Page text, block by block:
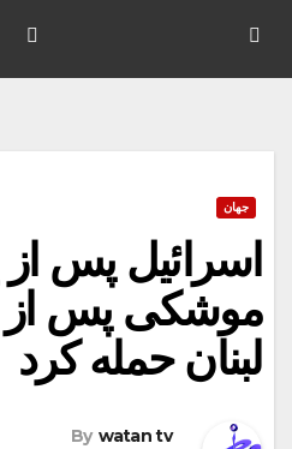
جهان
اسرائیل پس از
موشکی پس
لبنان حمله کرد
By watan tv